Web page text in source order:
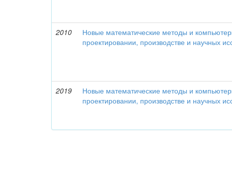
2010
Новые математические методы и
проектировании, производстве и научных
2019
Новые математические методы и
проектировании, производстве и научных